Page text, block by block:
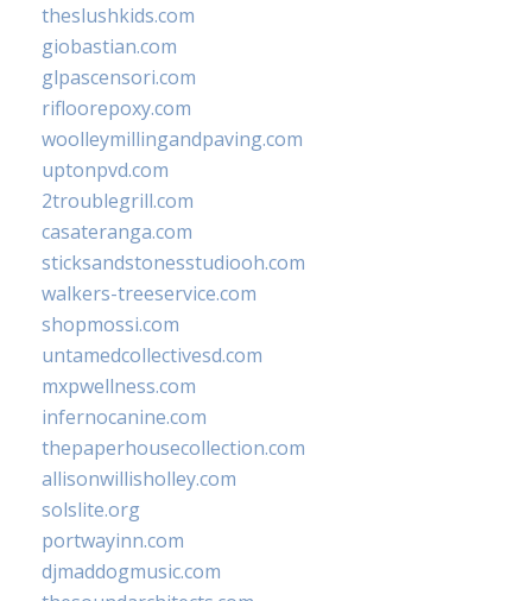
theslushkids.com
giobastian.com
glpascensori.com
rifloorepoxy.com
woolleymillingandpaving.com
uptonpvd.com
2troublegrill.com
casateranga.com
sticksandstonesstudiooh.com
walkers-treeservice.com
shopmossi.com
untamedcollectivesd.com
mxpwellness.com
infernocanine.com
thepaperhousecollection.com
allisonwillisholley.com
solslite.org
portwayinn.com
djmaddogmusic.com